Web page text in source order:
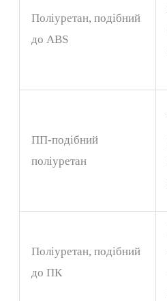
Поліуретан, подібний
до ABS
ПП-подібний
поліуретан
Поліуретан, подібний
до ПК